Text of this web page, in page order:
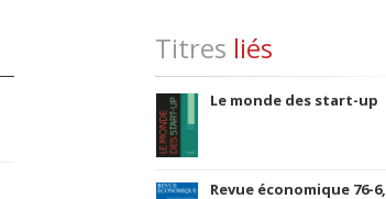
Titres liés
Le monde des start-up
Revue économique 76-6,